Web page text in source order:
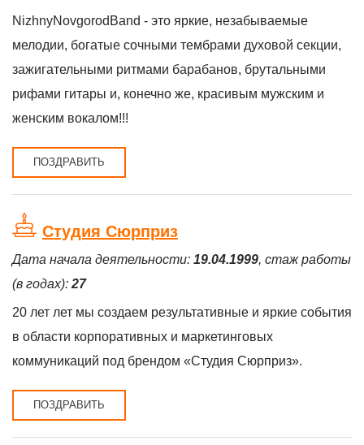
NizhnyNovgorodBand - это яркие, незабываемые
мелодии, богатые сочными тембрами духовой секции,
зажигательными ритмами барабанов, брутальными
рифами гитары и, конечно же, красивым мужским и
женским вокалом!!!
ПОЗДРАВИТЬ
Студия Сюрприз
Дата начала деятельности: 19.04.1999, стаж работы
(в годах): 27
20 лет лет мы создаем результативные и яркие события
в области корпоративных и маркетинговых
коммуникаций под брендом «Студия Сюрприз».
ПОЗДРАВИТЬ